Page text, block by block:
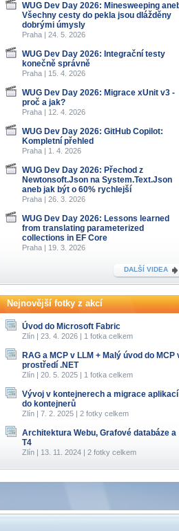
WUG Dev Day 2026: Minesweeping
Všechny cesty do pekla jsou dlážděny
dobrými úmysly
Praha | 24. 5. 2026
WUG Dev Day 2026: Integrační testy
konečně správně
Praha | 15. 4. 2026
WUG Dev Day 2026: Migrace xUnit v3 -
proč a jak?
Praha | 12. 4. 2026
WUG Dev Day 2026: GitHub Copilot:
Kompletní přehled
Praha | 1. 4. 2026
WUG Dev Day 2026: Přechod z
Newtonsoft.Json na System.Text.Json
aneb jak být o 60% rychlejší
Praha | 26. 3. 2026
WUG Dev Day 2026: Lessons learned
from translating parameterized
collections in EF Core
Praha | 19. 3. 2026
DALŠÍ VIDEA
Nejnovější fotky z akcí
Úvod do Microsoft Fabric
Zlín | 23. 4. 2026 | 1 fotka celkem
RAG a MCP v LLM + Malý úvod do MCP
prostředí .NET
Zlín | 20. 5. 2025 | 1 fotka celkem
Vývoj v kontejnerech a migrace aplikací
do kontejnerů
Zlín | 7. 2. 2025 | 2 fotky celkem
Architektura Webu, Grafové databáze a
T4
Zlín | 13. 11. 2024 | 2 fotky celkem